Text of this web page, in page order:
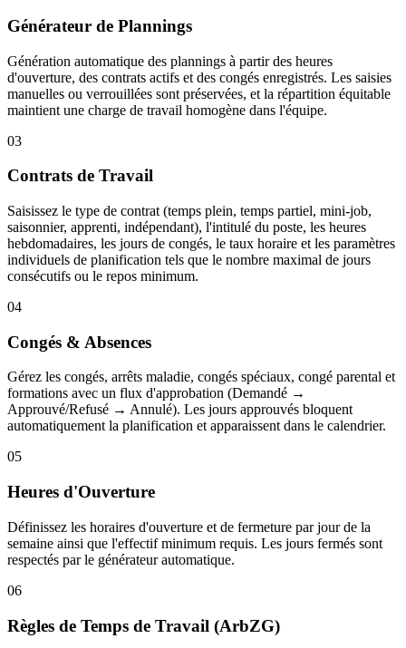
Générateur de Plannings
Génération automatique des plannings à partir des heures
d'ouverture, des contrats actifs et des congés enregistrés. Les saisies
manuelles ou verrouillées sont préservées, et la répartition équitable
maintient une charge de travail homogène dans l'équipe.
03
Contrats de Travail
Saisissez le type de contrat (temps plein, temps partiel, mini-job,
saisonnier, apprenti, indépendant), l'intitulé du poste, les heures
hebdomadaires, les jours de congés, le taux horaire et les paramètres
individuels de planification tels que le nombre maximal de jours
consécutifs ou le repos minimum.
04
Congés & Absences
Gérez les congés, arrêts maladie, congés spéciaux, congé parental et
formations avec un flux d'approbation (Demandé →
Approuvé/Refusé → Annulé). Les jours approuvés bloquent
automatiquement la planification et apparaissent dans le calendrier.
05
Heures d'Ouverture
Définissez les horaires d'ouverture et de fermeture par jour de la
semaine ainsi que l'effectif minimum requis. Les jours fermés sont
respectés par le générateur automatique.
06
Règles de Temps de Travail (ArbZG)